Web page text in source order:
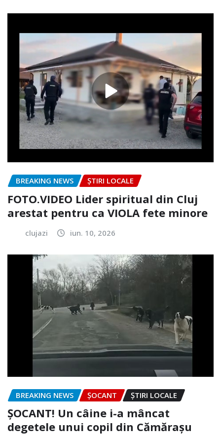
BREAKING NEWS ȘTIRI LOCALE
FOTO.VIDEO Lider spiritual din Cluj
arestat pentru ca VIOLA fete minore
clujazi iun. 10, 2026
BREAKING NEWS ȘOCANT ȘTIRI LOCALE
ȘOCANT! Un câine i-a mâncat
degetele unui copil din Cămărașu